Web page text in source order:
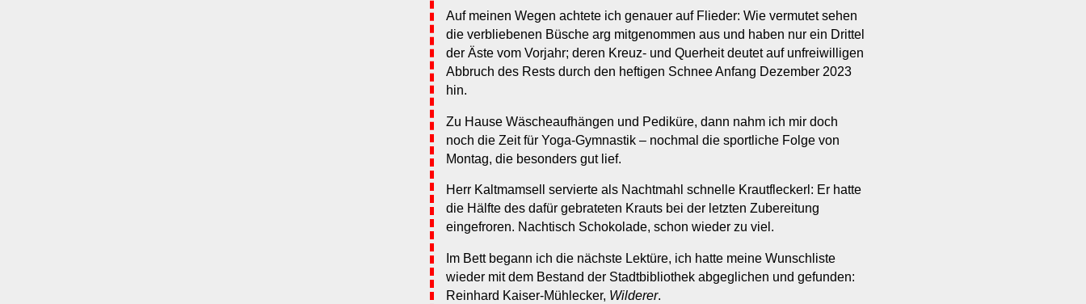
Auf meinen Wegen achtete ich genauer auf Flieder: Wie vermutet sehen
die verbliebenen Büsche arg mitgenommen aus und haben nur ein Drittel
der Äste vom Vorjahr; deren Kreuz- und Querheit deutet auf unfreiwilligen
Abbruch des Rests durch den heftigen Schnee Anfang Dezember 2023
hin.
Zu Hause Wäscheaufhängen und Pediküre, dann nahm ich mir doch
noch die Zeit für Yoga-Gymnastik – nochmal die sportliche Folge von
Montag, die besonders gut lief.
Herr Kaltmamsell servierte als Nachtmahl schnelle Krautfleckerl: Er hatte
die Hälfte des dafür gebrateten Krauts bei der letzten Zubereitung
eingefroren. Nachtisch Schokolade, schon wieder zu viel.
Im Bett begann ich die nächste Lektüre, ich hatte meine Wunschliste
wieder mit dem Bestand der Stadtbibliothek abgeglichen und gefunden:
Reinhard Kaiser-Mühlecker, Wilderer.